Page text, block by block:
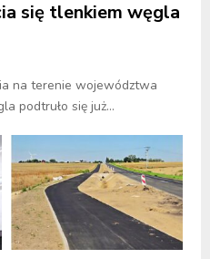
się tlenkiem węgla
na terenie województwa
podtruło się już...